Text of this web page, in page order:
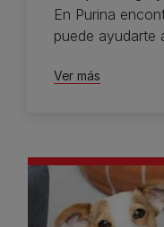
En Purina
puede ayudarte
Ver más